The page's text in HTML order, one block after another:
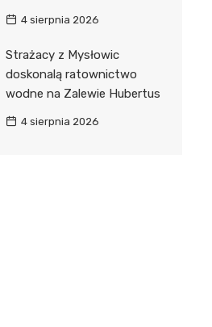
4 sierpnia 2026
Strażacy z Mysłowic
doskonalą ratownictwo
wodne na Zalewie Hubertus
4 sierpnia 2026